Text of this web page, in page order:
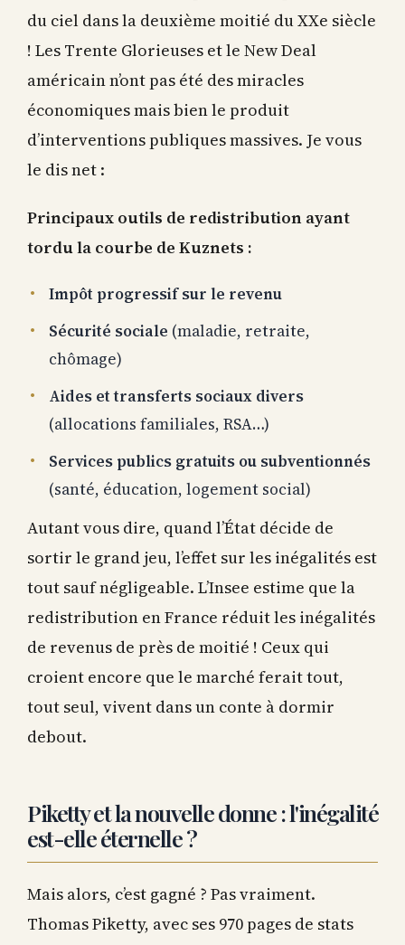
du ciel dans la deuxième moitié du XXe siècle
! Les Trente Glorieuses et le New Deal
américain n’ont pas été des miracles
économiques mais bien le produit
d’interventions publiques massives. Je vous
le dis net :
Principaux outils de redistribution ayant
tordu la courbe de Kuznets :
Impôt progressif sur le revenu
Sécurité sociale (maladie, retraite,
chômage)
Aides et transferts sociaux divers
(allocations familiales, RSA…)
Services publics gratuits ou subventionnés
(santé, éducation, logement social)
Autant vous dire, quand l’État décide de
sortir le grand jeu, l’effet sur les inégalités est
tout sauf négligeable. L’Insee estime que la
redistribution en France réduit les inégalités
de revenus de près de moitié ! Ceux qui
croient encore que le marché ferait tout,
tout seul, vivent dans un conte à dormir
debout.
Piketty et la nouvelle donne : l'inégalité
est-elle éternelle ?
Mais alors, c’est gagné ? Pas vraiment.
Thomas Piketty, avec ses 970 pages de stats